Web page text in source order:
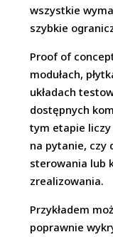
wszystkie
szybkie
Proof of
modułach,
układach
dostępnych
tym etapie
na pytanie, czy
sterowania lub
zrealizowania.
Przykładem
poprawnie